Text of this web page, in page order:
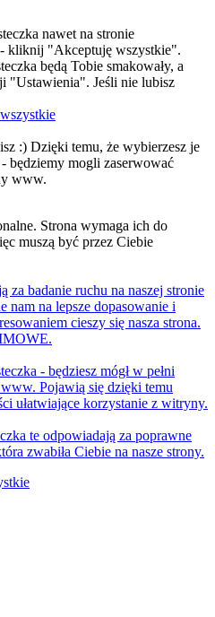
nawet na stronie
- kliknij "Akceptuję wszystkie".
będą Tobie smakowały, a
"Ustawienia". Jeśli nie lubisz
:) Dzięki temu, że wybierzesz je
będziemy mogli zaserwować
www.
Strona wymaga ich do
muszą być przez Ciebie
za badanie ruchu na naszej stronie
nam na lepsze dopasowanie i
cieszy się nasza strona.
- będziesz mógł w pełni
Pojawią się dzięki temu
ułatwiające korzystanie z witryny.
te odpowiadają za poprawne
zwabiła Ciebie na nasze strony.